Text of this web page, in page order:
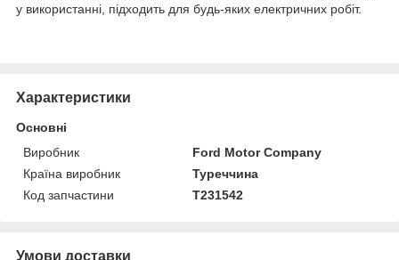
у використанні, підходить для будь-яких електричних робіт.
Характеристики
Основні
Виробник
Ford Motor Company
Країна виробник
Туреччина
Код запчастини
T231542
Умови доставки